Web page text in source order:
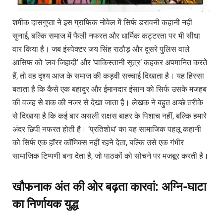
शमीक दासगुप्ता ने इस ग्राफिक नोवेल में सिर्फ डरावनी कहानी नहीं
सुनाई, बल्कि समाज में फैली नफरत और धार्मिक कट्टरता पर भी सीधा
वार किया है। जब इंस्पेक्टर जय सिंह राठौड़ और दूसरे पुलिस वाले
आसिफ को ‘लव-जिहादी’ और ‘पाकिस्तानी सूत्र’ कहकर अपमानित करते
हैं, तो वह दृश्य आज के समाज की कड़वी सच्चाई दिखाता है। यह हिस्सा
बताता है कि कैसे एक बहादुर और ईमानदार इंसान को सिर्फ उसके मजहब
की वजह से शक की नजर से देखा जाता है। लेखक ने बहुत अच्छे तरीके
से दिखाया है कि कई बार असली राक्षस बाहर के पिशाच नहीं, बल्कि हमारे
अंदर छिपी नफरत होती है। ‘प्रतिशोध’ का यह सामाजिक पहलू कहानी
को सिर्फ एक हॉरर कॉमिक्स नहीं रहने देता, बल्कि उसे एक गंभीर
सामाजिक टिप्पणी बना देता है, जो पाठकों को सोचने पर मजबूर करती है।
खौफनाक अंत की ओर बढ़ता कारवां: अग्नि-घाटा
का निर्णायक युद्ध